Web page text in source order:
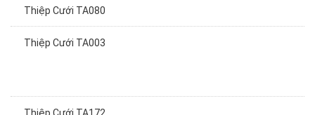
Thiệp Cưới TA080
Thiệp Cưới TA003
Thiệp Cưới TA172